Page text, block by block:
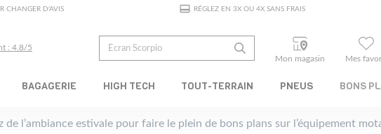
CHANGER D'AVIS RÉGLEZ EN 3X OU 4X SANS FRAIS
: 4.8/5
Mon magasin
Mes
BAGAGERIE HIGH TECH TOUT-TERRAIN PNEUS BONS
de l’ambiance estivale pour faire le plein de bons plans sur l’équipement